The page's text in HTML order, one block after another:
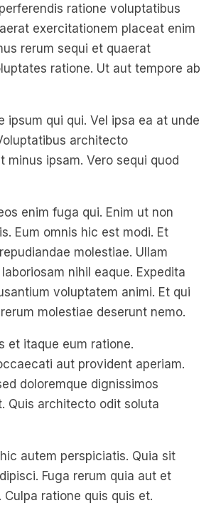
ratione voluptatibus
exercitationem placeat enim
rerum sequi et quaerat
ratione. Ut aut tempore ab
ipsum qui qui. Vel ipsa ea at unde
architecto
minus ipsam. Vero sequi quod
enim fuga qui. Enim ut non
Eum omnis hic est modi. Et
molestiae. Ullam
nihil eaque. Expedita
voluptatem animi. Et qui
molestiae deserunt nemo.
et itaque eum ratione.
aut provident aperiam.
doloremque dignissimos
Quis architecto odit soluta
autem perspiciatis. Quia sit
Fuga rerum quia aut et
Culpa ratione quis quis et.